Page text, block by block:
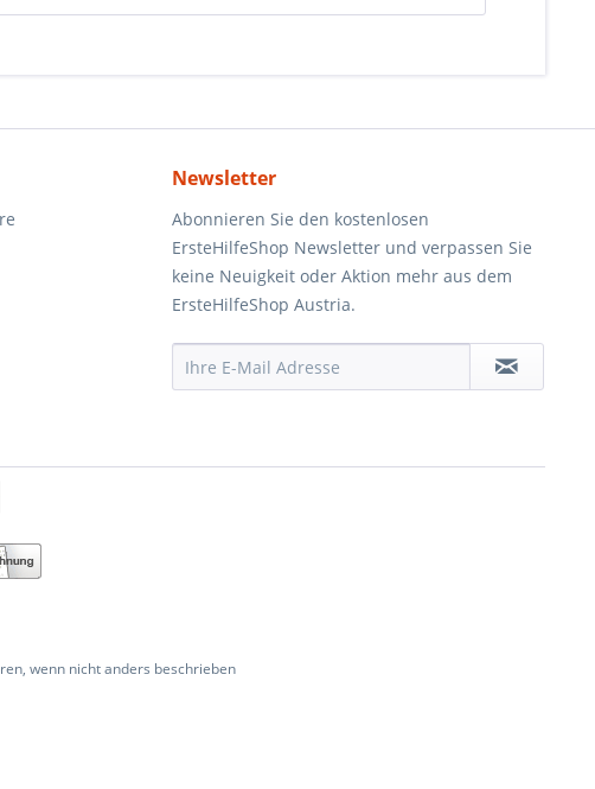
Newsletter
Abonnieren Sie den kostenlosen
ErsteHilfeShop Newsletter und verpassen Sie
keine Neuigkeit oder Aktion mehr aus dem
ErsteHilfeShop Austria.
wenn nicht anders beschrieben